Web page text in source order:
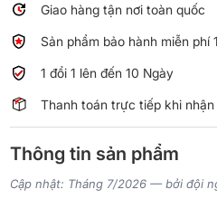
PMV(68)
lượng
Giao hàng tận nơi toàn quốc
Sản phẩm bảo hành miễn phí
1 đổi 1 lên đến 10 Ngày
Thanh toán trực tiếp khi nhận
Thông tin sản phẩm
Cập nhật: Tháng 7/2026 — bởi đội